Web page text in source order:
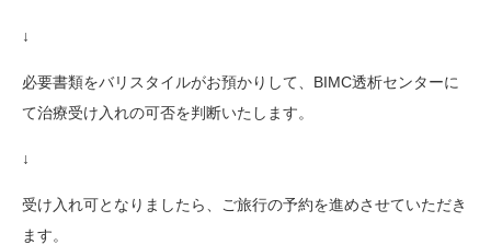
↓
必要書類をバリスタイルがお預かりして、BIMC透析センターに
て治療受け入れの可否を判断いたします。
↓
受け入れ可となりましたら、ご旅行の予約を進めさせていただき
ます。